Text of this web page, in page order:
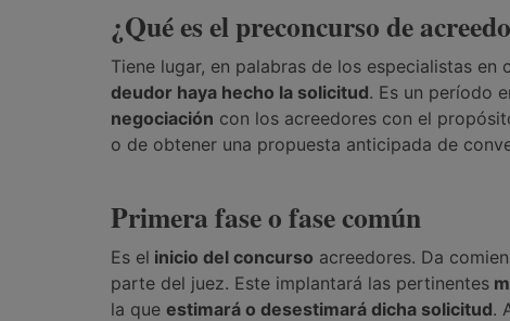
¿Qué es el preconcurso de
Tiene lugar, en palabras de los especialistas en
deudor haya hecho la solicitud. Es un período
negociación con los acreedores con el
o de obtener una propuesta anticipada de
Primera fase o fase común
Es el inicio del concurso acreedores. Da
parte del juez. Este implantará las pertinentes
la que estimará o desestimará dicha solicitud.